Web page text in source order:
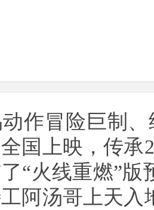
冒险巨制、
国上映，传承
“火线重燃”
阿汤哥上天